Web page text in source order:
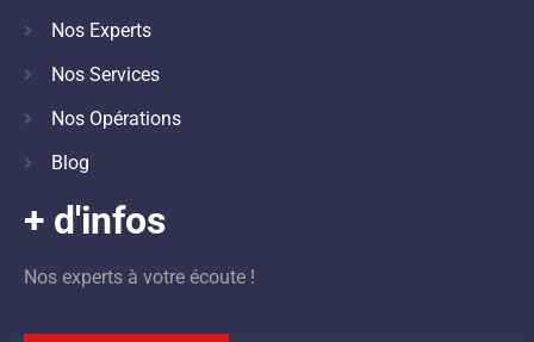
Nos Experts
Nos Services
Nos Opérations
Blog
+ d'infos
Nos experts à votre écoute !